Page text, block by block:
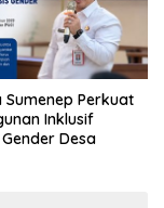
Perkuat
Inklusif
Desa